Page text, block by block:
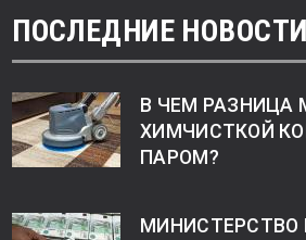
ПОСЛЕДНИЕ НОВОСТИ
В ЧЕМ РАЗНИЦА
ХИМЧИСТКОЙ
ПАРОМ?
МИНИСТЕРСТВО